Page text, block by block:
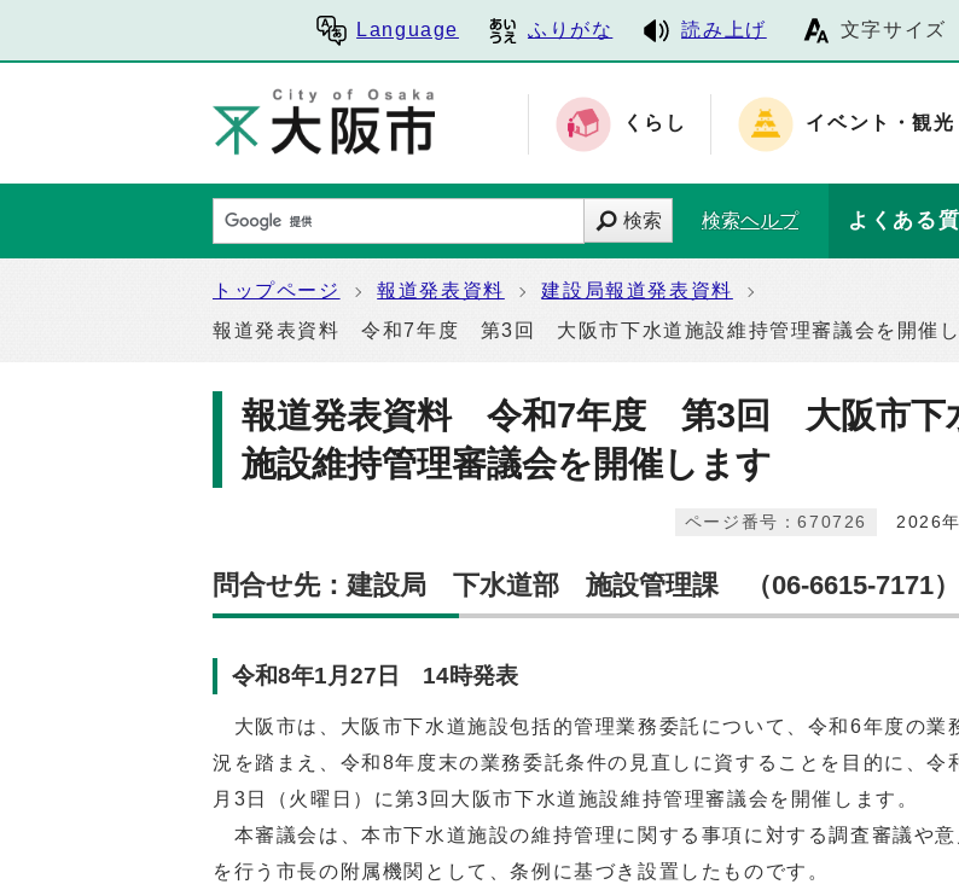
Language ふりがな 読み上げ 文字サイズ
くらし イベント・観光
検索 検索ヘルプ よくある
トップページ 報道発表資料
建設局報道発表資料
報道発表資料 令和7年度 第3回 大阪市下水道施設維持管理審議会を開催
報道発表資料 令和7年度 第3回 大阪市下
施設維持管理審議会を開催します
2026
ページ番号：670726
問合せ先：建設局 下水道部 施設管理課 （06-6615-7171）
令和8年1月27日 14時発表
大阪市は、大阪市下水道施設包括的管理業務委託について、令和6年度の業
況を踏まえ、令和8年度末の業務委託条件の見直しに資することを目的に、令
月3日（火曜日）に第3回大阪市下水道施設維持管理審議会を開催します。
本審議会は、本市下水道施設の維持管理に関する事項に対する調査審議や意
を行う市長の附属機関として、条例に基づき設置したものです。